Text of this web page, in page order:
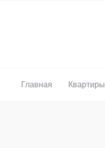
Главная Квартиры